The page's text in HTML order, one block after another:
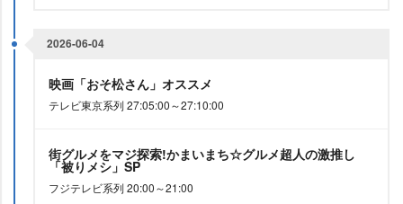
2026-06-04
映画「おそ松さん」オススメ
テレビ東京系列 27:05:00～27:10:00
街グルメをマジ探索!かまいまち☆グルメ超人の激推し
「被りメシ」SP
フジテレビ系列 20:00～21:00